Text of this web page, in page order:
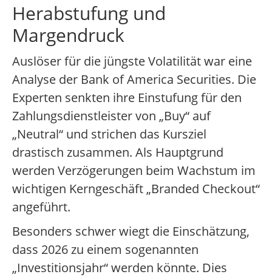
Herabstufung und
Margendruck
Auslöser für die jüngste Volatilität war eine
Analyse der Bank of America Securities. Die
Experten senkten ihre Einstufung für den
Zahlungsdienstleister von „Buy“ auf
„Neutral“ und strichen das Kursziel
drastisch zusammen. Als Hauptgrund
werden Verzögerungen beim Wachstum im
wichtigen Kerngeschäft „Branded Checkout“
angeführt.
Besonders schwer wiegt die Einschätzung,
dass 2026 zu einem sogenannten
„Investitionsjahr“ werden könnte. Dies